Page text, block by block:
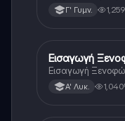
Γ' Γυμν. 1,259
Αρχαία Ελληνικά
Εισαγωγή
Εισαγωγή
Α' Λυκ. 1,040